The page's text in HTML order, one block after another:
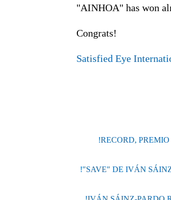
"AINHOA" has won
Congrats!
Satisfied Eye
!RECORD,
!"SAVE" DE IVÁN